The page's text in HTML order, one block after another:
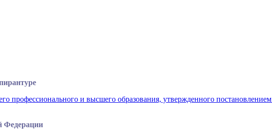
профессионального и высшего образования, утвержденного
Федерации